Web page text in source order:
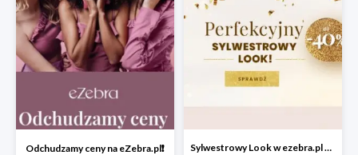
Odchudzamy ceny na eZebra.pl❗️ Sylwestrowy Look w ezebra.pl do -40%